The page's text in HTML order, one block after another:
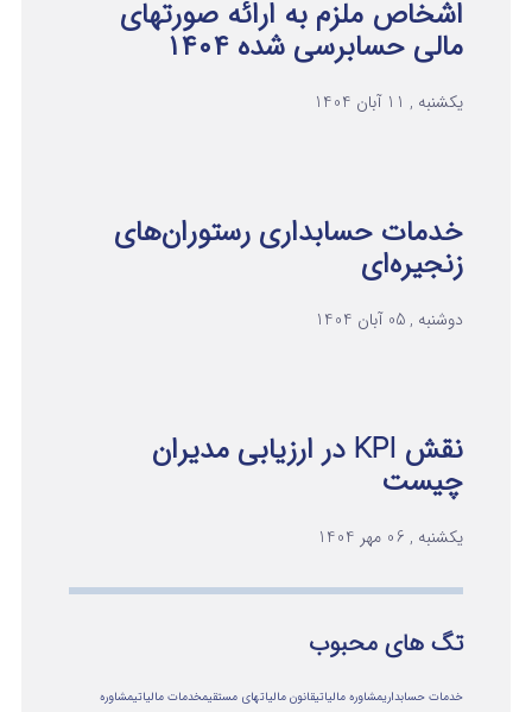
اشخاص ملزم به ارائه صورتهای
مالی حسابرسی شده ۱۴۰۴
یکشنبه , 11 آبان 1404
خدمات حسابداری رستوران‌های
زنجیره‌ای
دوشنبه , 05 آبان 1404
نقش KPI در ارزیابی مدیران
چیست
یکشنبه , 06 مهر 1404
تگ های محبوب
خدمات حسابداریمشاوره مالیاتیقانون مالیاتهای مستقیمخدمات مالیاتیمشاوره